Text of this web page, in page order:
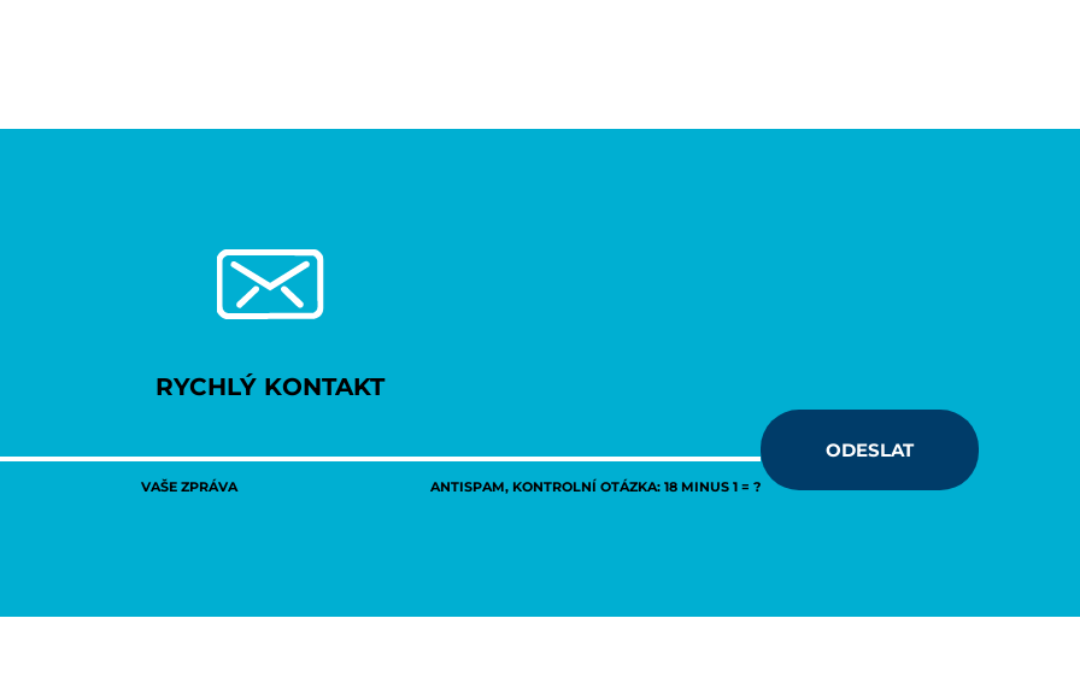
RYCHLÝ KONTAKT
VAŠE ZPRÁVA ANTISPAM, KONTROLNÍ OTÁZKA: 18 MINUS 1 = ?
ODESLAT